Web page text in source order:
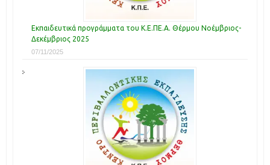
Εκπαιδευτικά προγράμματα του Κ.Ε.ΠΕ.Α. Θέρμου Νοέμβριος-
Δεκέμβριος 2025
07/11/2025